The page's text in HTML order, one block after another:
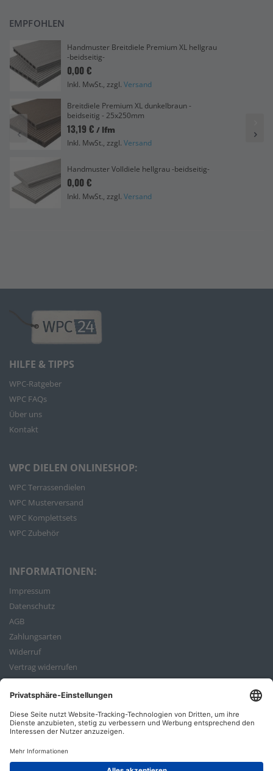
EMPFOHLEN
Handmuster Breitdiele Premium XL hellgrau
-beidseitig-
0,00 €
Inkl. MwSt., zzgl. Versand
Breitdiele Premium XL dunkelbraun -
beidseitig - 25x250mm
13,19 € / lfm
Inkl. MwSt., zzgl. Versand
Handmuster Volldiele hellgrau -beidseitig-
0,00 €
Inkl. MwSt., zzgl. Versand
HILFE & TIPPS
WPC-Ratgeber
WPC FAQs
Über uns
Kontakt
WPC DIELEN ONLINESHOP:
WPC Terrassendielen
WPC Musterversand
WPC Komplettsets
WPC Zubehör
INFORMATIONEN:
Impressum
Datenschutz
AGB
Zahlungsarten
Widerruf
Vertrag widerrufen
Bestellvorgang
ZAHLUNGSARTEN: